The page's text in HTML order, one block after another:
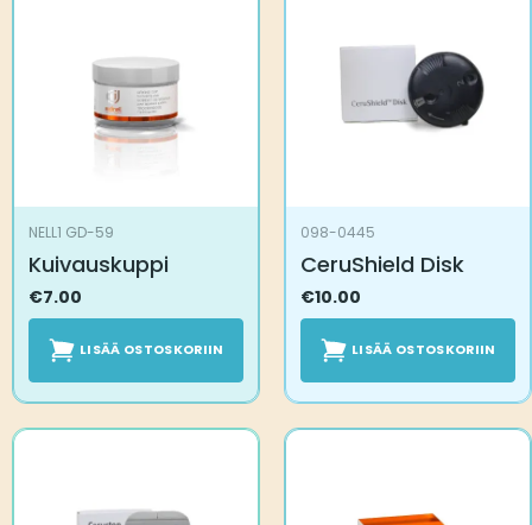
NELL1 GD-59
Kuivauskuppi
€7.00
LISÄÄ OSTOSKORIIN
098-0445
CeruShield Disk
€10.00
LISÄÄ OSTOSKORIIN